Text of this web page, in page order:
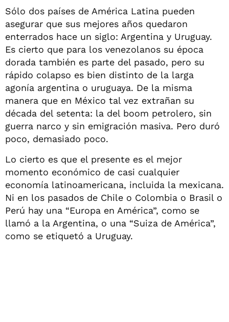
Sólo dos países de América Latina pueden
asegurar que sus mejores años quedaron
enterrados hace un siglo: Argentina y Uruguay.
Es cierto que para los venezolanos su época
dorada también es parte del pasado, pero su
rápido colapso es bien distinto de la larga
agonía argentina o uruguaya. De la misma
manera que en México tal vez extrañan su
década del setenta: la del boom petrolero, sin
guerra narco y sin emigración masiva. Pero duró
poco, demasiado poco.
Lo cierto es que el presente es el mejor
momento económico de casi cualquier
economía latinoamericana, incluida la mexicana.
Ni en los pasados de Chile o Colombia o Brasil o
Perú hay una “Europa en América”, como se
llamó a la Argentina, o una “Suiza de América”,
como se etiquetó a Uruguay.